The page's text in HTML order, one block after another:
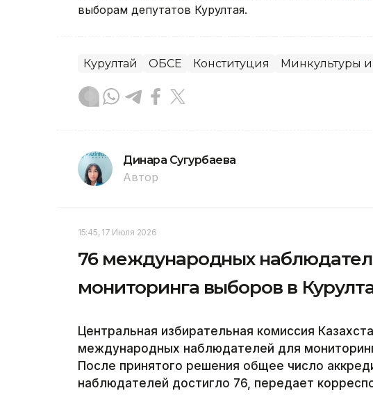
выборам депутатов Курултая.
Курултай ОБСЕ Конституция Минкультуры
Динара Сугурбаева
Автор
15:45, 17 Июля 2026
76 международных
мониторинга выборов в
Центральная избирательная комиссия
международных наблюдателей для
После принятого решения общее число
наблюдателей достигло 76, передает